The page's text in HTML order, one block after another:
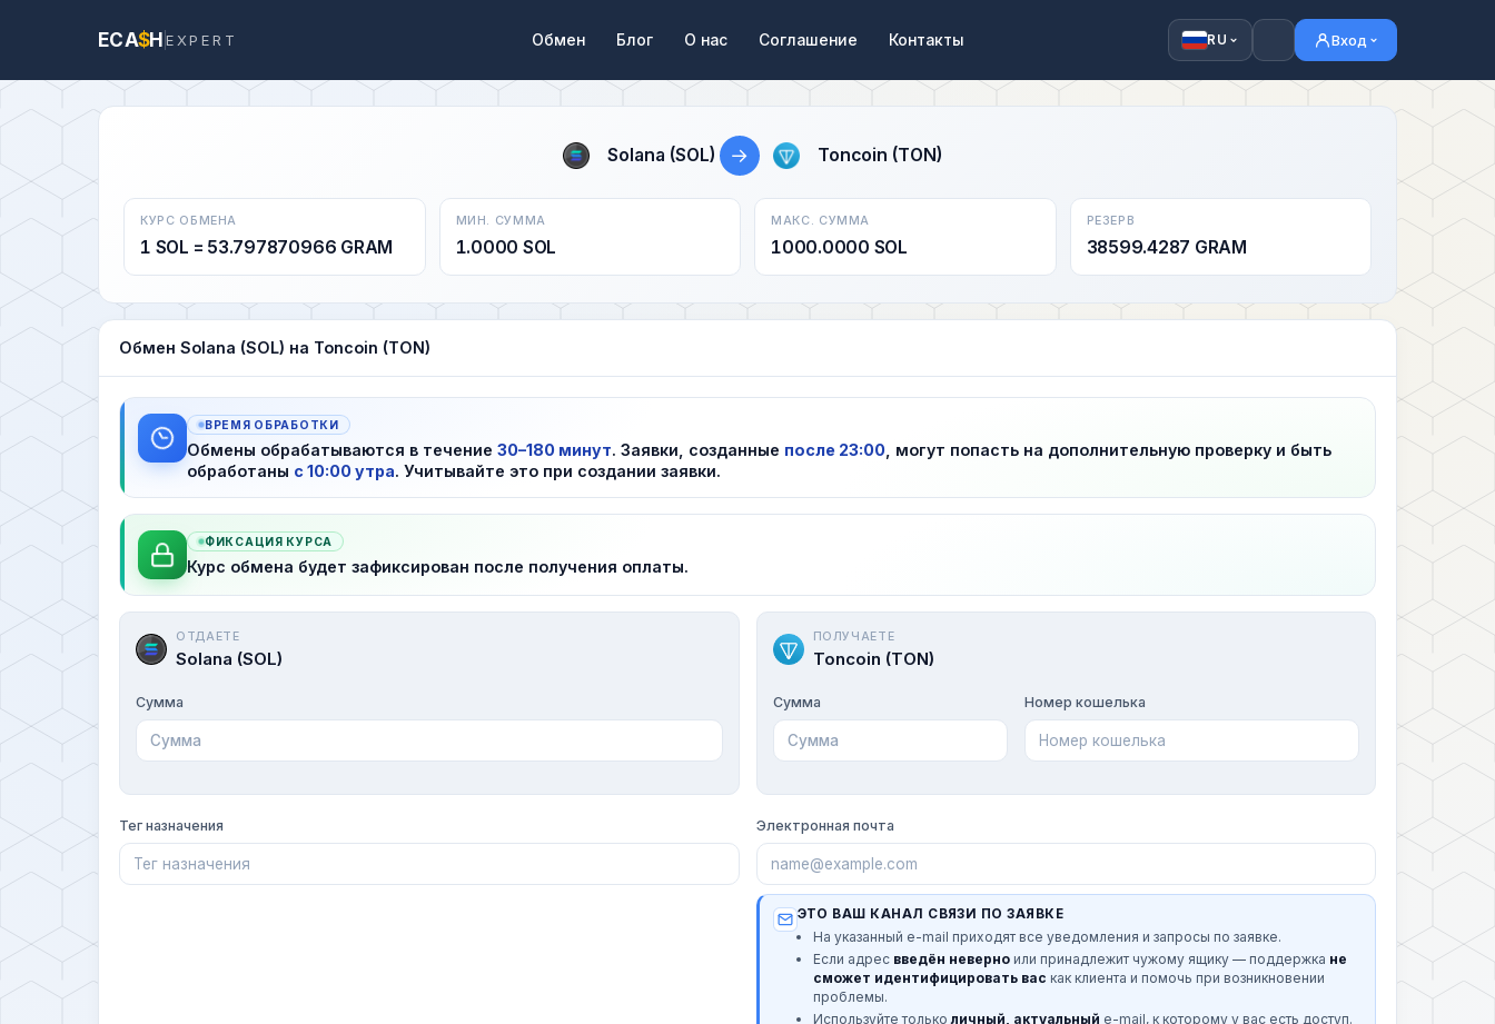
ECA$HEXPERT Обмен Блог О нас Соглашение Контакты RU Вход
Solana (SOL) → Toncoin (TON)
КУРС ОБМЕНА
1 SOL = 53.797870966 GRAM
МИН. СУММА
1.0000 SOL
МАКС. СУММА
1000.0000 SOL
РЕЗЕРВ
38599.4287 GRAM
Обмен Solana (SOL) на Toncoin (TON)
ВРЕМЯ ОБРАБОТКИ
Обмены обрабатываются в течение 30–180 минут. Заявки, созданные после 23:00 , могут попасть на дополнительную проверку и быть
обработаны с 10:00 утра. Учитывайте это при создании заявки.
ФИКСАЦИЯ КУРСА
Курс обмена будет зафиксирован после получения оплаты.
ОТДАЕТЕ
Solana (SOL)
Сумма
ПОЛУЧАЕТЕ
Toncoin (TON)
Сумма Номер кошелька
Тег назначения Электронная почта
ЭТО ВАШ КАНАЛ СВЯЗИ ПО ЗАЯВКЕ
На указанный e-mail приходят все уведомления и запросы по заявке.
Если адрес введён неверноили принадлежит чужому ящику — поддержка не
сможет идентифицировать вас как клиента и помочь при возникновении
проблемы.
Используйте только личный, актуальный e-mail, к которому у вас есть доступ.